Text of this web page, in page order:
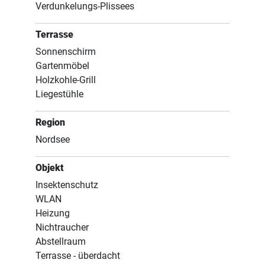
Verdunkelungs-Plissees
Terrasse
Sonnenschirm
Gartenmöbel
Holzkohle-Grill
Liegestühle
Region
Nordsee
Objekt
Insektenschutz
WLAN
Heizung
Nichtraucher
Abstellraum
Terrasse - überdacht